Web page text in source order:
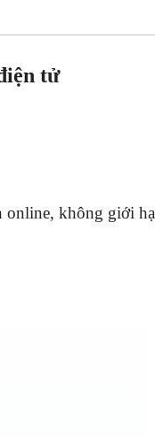
tử
online, không giới